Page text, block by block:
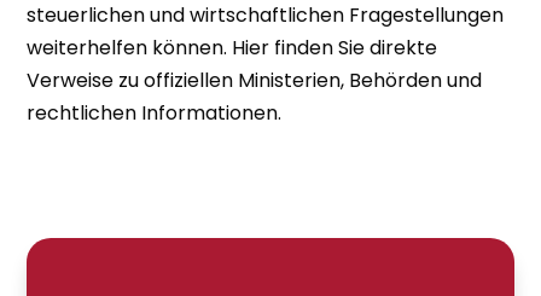
steuerlichen und wirtschaftlichen Fragestellungen
weiterhelfen können. Hier finden Sie direkte
Verweise zu offiziellen Ministerien, Behörden und
rechtlichen Informationen.